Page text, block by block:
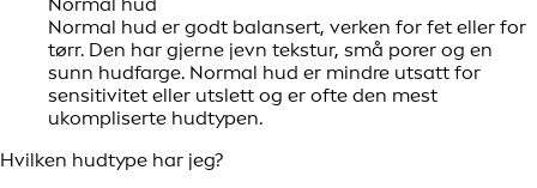
Normal hud
Normal hud er godt balansert, verken for fet eller for
tørr. Den har gjerne jevn tekstur, små porer og en
sunn hudfarge. Normal hud er mindre utsatt for
sensitivitet eller utslett og er ofte den mest
ukompliserte hudtypen.
Hvilken hudtype har jeg?